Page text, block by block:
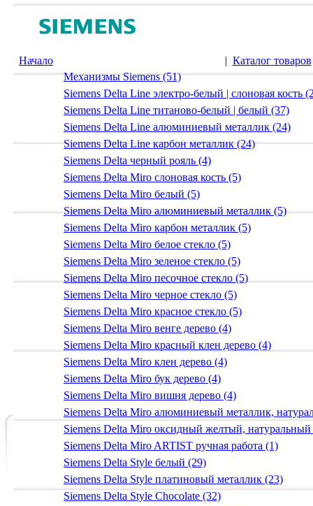
Начало | Каталог товаров
Механизмы Siemens (51)
Siemens Delta Line электро-белый | слоновая кость
Siemens Delta Line титаново-белый | белый (37)
Siemens Delta Line алюминиевый металлик (24)
Siemens Delta Line карбон металлик (24)
Siemens Delta черный рояль (4)
Siemens Delta Miro слоновая кость (5)
Siemens Delta Miro белый (5)
Siemens Delta Miro алюминиевый металлик (5)
Siemens Delta Miro карбон металлик (5)
Siemens Delta Miro белое стекло (5)
Siemens Delta Miro зеленое стекло (5)
Siemens Delta Miro песочное стекло (5)
Siemens Delta Miro черное стекло (5)
Siemens Delta Miro красное стекло (5)
Siemens Delta Miro венге дерево (4)
Siemens Delta Miro красный клен дерево (4)
Siemens Delta Miro клен дерево (4)
Siemens Delta Miro бук дерево (4)
Siemens Delta Miro вишня дерево (4)
Siemens Delta Miro алюминиевый металлик,
Siemens Delta Miro оксидный желтый,
Siemens Delta Miro ARTIST ручная работа (1)
Siemens Delta Style белый (29)
Siemens Delta Style платиновый металлик (23)
Siemens Delta Style Chocolate (32)